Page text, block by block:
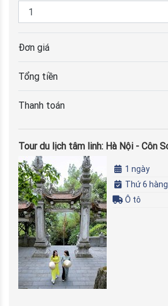
Đơn giá
Tổng tiền
Thanh toán
Tour du lịch tâm linh: Hà Nội - Côn
1 ngày
Thứ 6
Ô tô